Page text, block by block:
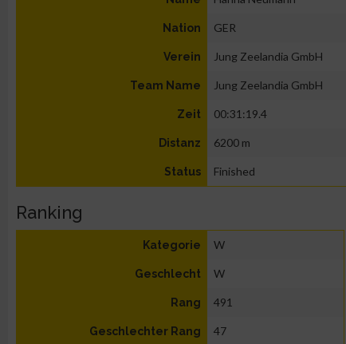
Nation GER
Verein Jung Zeelandia GmbH
Team Name Jung Zeelandia GmbH
Zeit 00:31:19.4
Distanz 6200 m
Status Finished
Ranking
Kategorie W
Geschlecht W
Rang 491
Geschlechter Rang 47